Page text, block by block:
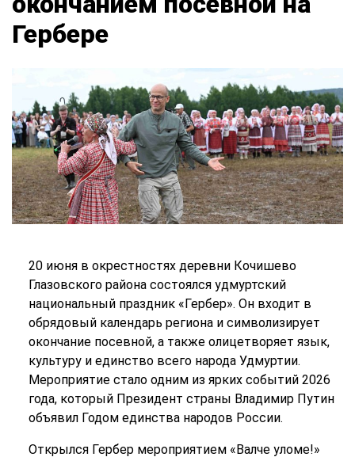
Гербере
20 июня в окрестностях деревни Кочишево
Глазовского района состоялся удмуртский
национальный праздник «Гербер». Он входит в
обрядовый календарь региона и символизирует
окончание посевной, а также олицетворяет язык,
культуру и единство всего народа Удмуртии.
Мероприятие стало одним из ярких событий 2026
года, который Президент страны Владимир Путин
объявил Годом единства народов России.
Открылся Гербер мероприятием «Валче уломе!»